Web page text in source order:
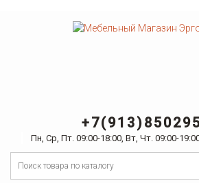
Пн, Ср, Пт. 09:00-18:00, Вт, Чт. 09:00-